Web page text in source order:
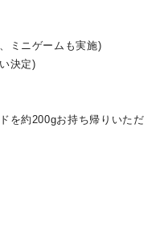
ミニゲームも実施)
決定)
を約200gお持ち帰りいただ